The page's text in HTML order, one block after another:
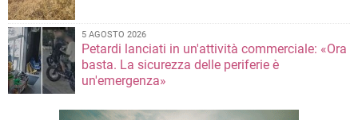
5 AGOSTO 2026
Petardi lanciati in un'attività commerciale: «Ora
basta. La sicurezza delle periferie è
un'emergenza»